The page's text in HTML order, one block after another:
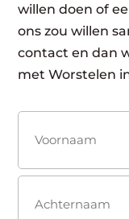
willen doen of
ons zou willen
contact en dan
met Worstelen
(Vereist)
Voornaam